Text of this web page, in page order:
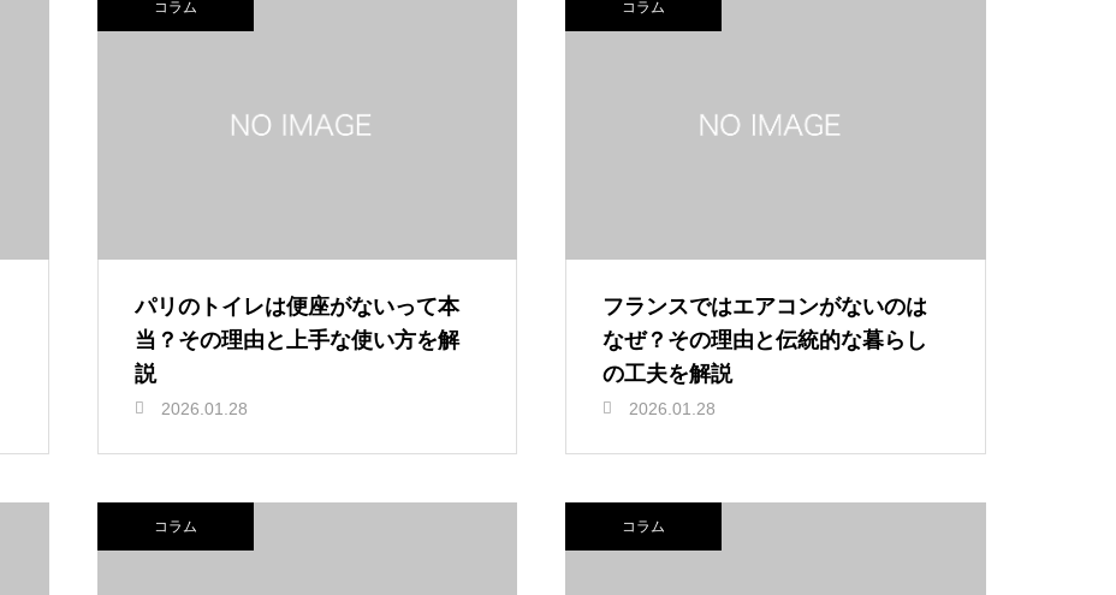
コラム
パリのトイレは便座がないって本
当？その理由と上手な使い方を解
説
2026.01.28
コラム
フランスではエアコンがないのは
なぜ？その理由と伝統的な暮らし
の工夫を解説
2026.01.28
コラム コラム